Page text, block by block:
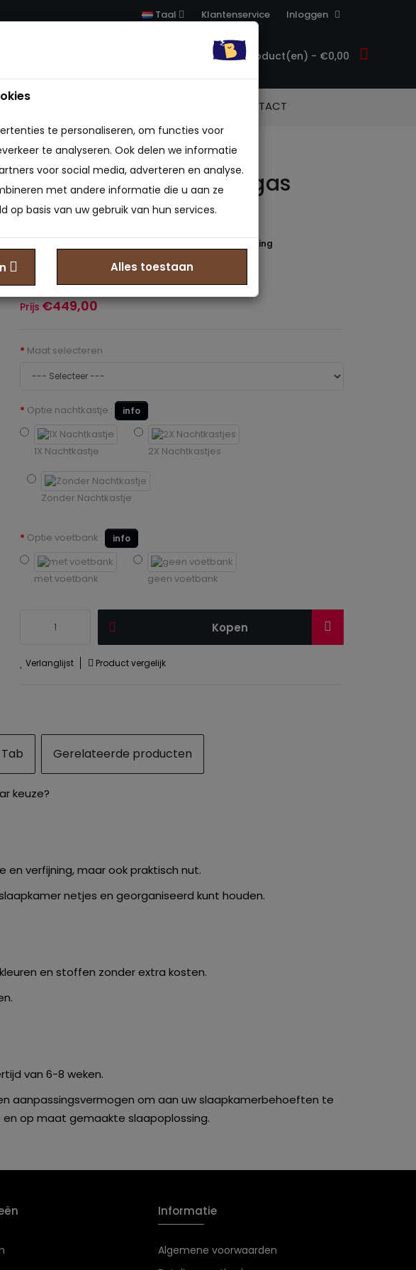
Taal Klantenservice Inloggen
0 product(en) - €0,00
CONTACT
Opberg Boxspring Vegas
zonder matras
Geef beoordeling
Model: OBX-9504674157158
Beschikbaarheid: Op voorraad
Prijs€449,00
Maat selecteren
Optie nachtkastje : info
1X Nachtkastje 2X Nachtkastjes
Zonder Nachtkastje
Optie voetbank : info
met voetbank geen voetbank
Kopen
Verlanglijst Product vergelijk
Gerelateerde producten
keuze?
verfijning, maar ook praktisch nut.
netjes en georganiseerd kunt houden.
en stoffen zonder extra kosten.
van 6-8 weken.
aanpassingsvermogen om aan uw slaapkamerbehoeften te
en op maat gemaakte slaapoplossing.
Informatie
Algemene voorwaarden
te personaliseren, om functies voor
te analyseren. Ook delen we informatie
voor social media, adverteren en analyse.
met andere informatie die u aan ze
basis van uw gebruik van hun services.
Alles toestaan